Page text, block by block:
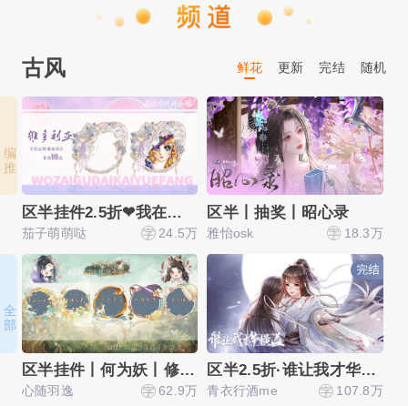
古风 鲜花 更新 完结 随机
编 推
区半挂件2.5折❤我在古代开乐坊
茄子萌萌哒 24.5万
区半丨抽奖丨昭心录
雅怡osk 18.3万
全 部
区半挂件丨何为妖丨修仙养成
心随羽逸 62.9万
区半2.5折·谁让我才华横溢
青衣行酒me 107.8万